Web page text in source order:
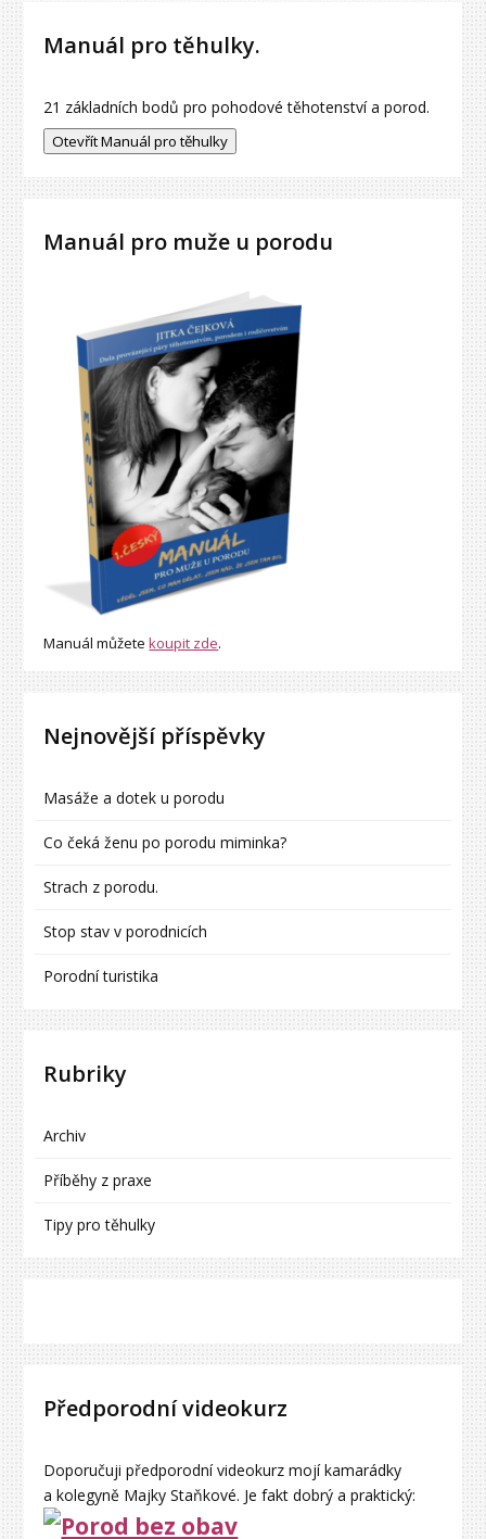
Manuál pro těhulky.
21 základních bodů pro pohodové těhotenství a porod.
Manuál pro muže u porodu
Manuál můžetekoupit zde.
Nejnovější příspěvky
Masáže a dotek u porodu
Co čeká ženu po porodu miminka?
Strach z porodu.
Stop stav v porodnicích
Porodní turistika
Rubriky
Archiv
Příběhy z praxe
Tipy pro těhulky
Předporodní videokurz
Doporučuji předporodní videokurz mojí kamarádky
a kolegyně Majky Staňkové. Je fakt dobrý a praktický: